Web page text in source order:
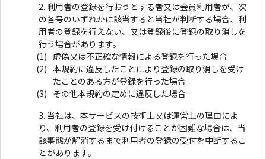
利用者の登録を行おうとする者又は会員利用者が、次
の各号のいずれかに該当すると当社が判断する場合、利
用者の登録を行えない、又は登録後に登録の取り消しを
行う場合があります。
虚偽又は不正確な情報による登録を行った場合
本規約に違反したことにより登録の取り消しを受け
たことのある方が登録を行った場合
その他本規約の定めに違反した場合
当社は、本サービスの技術上又は運営上の理由によ
り、利用者の登録を受け付けることが困難な場合は、当
該事態が解消するまで利用者の登録の受付を中断するこ
とがあります。